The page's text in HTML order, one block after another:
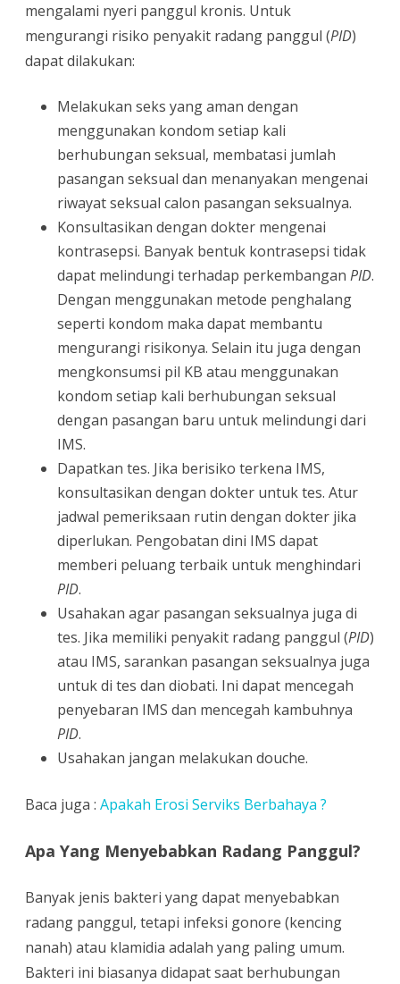
mengalami nyeri panggul kronis. Untuk
mengurangi risiko penyakit radang panggul (PID)
dapat dilakukan:
Melakukan seks yang aman dengan
menggunakan kondom setiap kali
berhubungan seksual, membatasi jumlah
pasangan seksual dan menanyakan mengenai
riwayat seksual calon pasangan seksualnya.
Konsultasikan dengan dokter mengenai
kontrasepsi. Banyak bentuk kontrasepsi tidak
dapat melindungi terhadap perkembangan PID.
Dengan menggunakan metode penghalang
seperti kondom maka dapat membantu
mengurangi risikonya. Selain itu juga dengan
mengkonsumsi pil KB atau menggunakan
kondom setiap kali berhubungan seksual
dengan pasangan baru untuk melindungi dari
IMS.
Dapatkan tes. Jika berisiko terkena IMS,
konsultasikan dengan dokter untuk tes. Atur
jadwal pemeriksaan rutin dengan dokter jika
diperlukan. Pengobatan dini IMS dapat
memberi peluang terbaik untuk menghindari
PID.
Usahakan agar pasangan seksualnya juga di
tes. Jika memiliki penyakit radang panggul (PID)
atau IMS, sarankan pasangan seksualnya juga
untuk di tes dan diobati. Ini dapat mencegah
penyebaran IMS dan mencegah kambuhnya
PID.
Usahakan jangan melakukan douche.
Baca juga : Apakah Erosi Serviks Berbahaya ?
Apa Yang Menyebabkan Radang Panggul?
Banyak jenis bakteri yang dapat menyebabkan
radang panggul, tetapi infeksi gonore (kencing
nanah) atau klamidia adalah yang paling umum.
Bakteri ini biasanya didapat saat berhubungan